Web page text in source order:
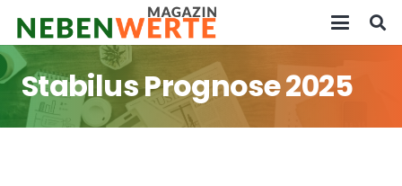
Stabilus Prognose 2025